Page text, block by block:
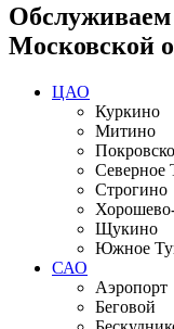
Московской
ЦАО
Куркино
Митино
Северное
Строгино
Щукино
Южное
САО
Аэропорт
Беговой